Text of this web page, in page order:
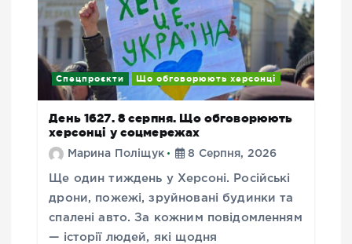
Спецпроєкти Що обговорюють херсонці
День 1627. 8 серпня. Що обговорюють
херсонці у соцмережах
Марина Поліщук 8 Серпня, 2026
Ще один тиждень у Херсоні. Російські
дрони, пожежі, зруйновані будинки та
спалені авто. За кожним повідомленням
— історії людей, які щодня